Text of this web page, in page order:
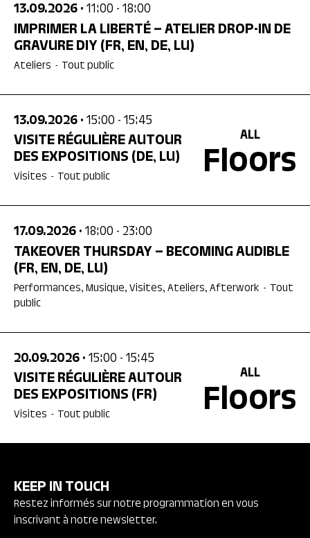
13.09.2026• 11:00 - 18:00
IMPRIMER LA LIBERTÉ – ATELIER DROP-IN DE
GRAVURE DIY(FR, EN, DE, LU)
Ateliers - Tout public
13.09.2026• 15:00 - 15:45
VISITE RÉGULIÈRE AUTOUR
DES EXPOSITIONS (DE, LU)
Visites - Tout public
ALL
Floors
17.09.2026• 18:00 - 23:00
TAKEOVER THURSDAY – BECOMING AUDIBLE
(FR, EN, DE, LU)
Performances, Musique, Visites, Ateliers, Afterwork - Tout
public
20.09.2026• 15:00 - 15:45
VISITE RÉGULIÈRE AUTOUR
DES EXPOSITIONS (FR)
Visites - Tout public
ALL
Floors
KEEP IN TOUCH
Restez informés sur notre programmation en vous
inscrivant à notre newsletter.